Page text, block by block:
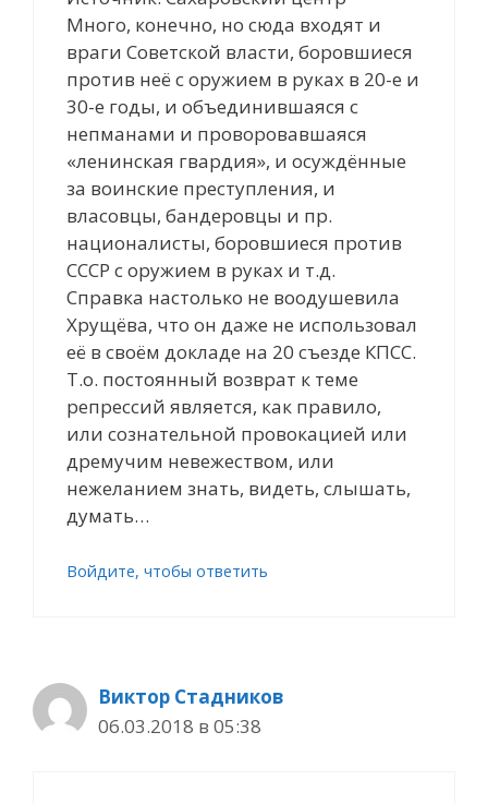
Много, конечно, но сюда входят и
враги Советской власти, боровшиеся
против неё с оружием в руках в 20-е и
30-е годы, и объединившаяся с
непманами и проворовавшаяся
«ленинская гвардия», и осуждённые
за воинские преступления, и
власовцы, бандеровцы и пр.
националисты, боровшиеся против
СССР с оружием в руках и т.д.
Справка настолько не воодушевила
Хрущёва, что он даже не использовал
её в своём докладе на 20 съезде КПСС.
Т.о. постоянный возврат к теме
репрессий является, как правило,
или сознательной провокацией или
дремучим невежеством, или
нежеланием знать, видеть, слышать,
думать…
Войдите, чтобы ответить
Виктор Стадников
06.03.2018 в 05:38